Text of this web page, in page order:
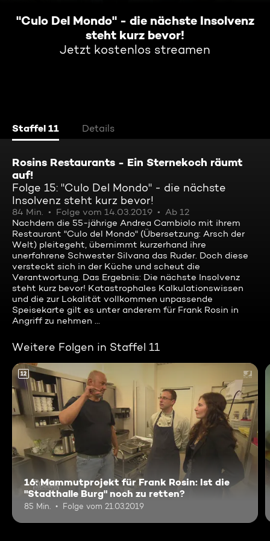
"Culo Del Mondo" - die nächste Insolvenz
steht kurz bevor!
Jetzt kostenlos streamen
Staffel 11 Details
Rosins Restaurants - Ein Sternekoch räumt
auf!
Folge 15: "Culo Del Mondo" - die nächste
Insolvenz steht kurz bevor!
84 Min. Folge vom 14.03.2019
Ab 12
Nachdem die 55-jährige Andrea Cambiolo mit ihrem
Restaurant "Culo del Mondo" (Übersetzung: Arsch der
Welt) pleitegeht, übernimmt kurzerhand ihre
unerfahrene Schwester Silvana das Ruder. Doch diese
versteckt sich in der Küche und scheut die
Verantwortung. Das Ergebnis: Die nächste Insolvenz
steht kurz bevor! Katastrophales Kalkulationswissen
und die zur Lokalität vollkommen unpassende
Speisekarte gilt es unter anderem für Frank Rosin in
Angriff zu nehmen ...
Weitere Folgen in Staffel 11
12
16: Mammutprojekt für Frank Rosin: Ist die
"Stadthalle Burg" noch zu retten?
85 Min. Folge vom 21.03.2019